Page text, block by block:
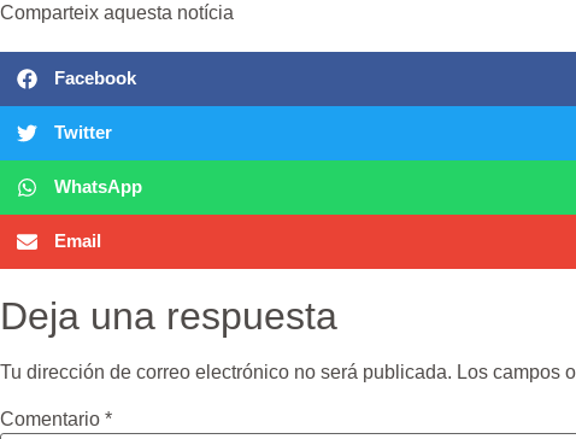
Comparteix aquesta notícia
Facebook
Twitter
WhatsApp
Email
Deja una respuesta
Tu dirección de correo electrónico no será publicada. Los campos
Comentario *